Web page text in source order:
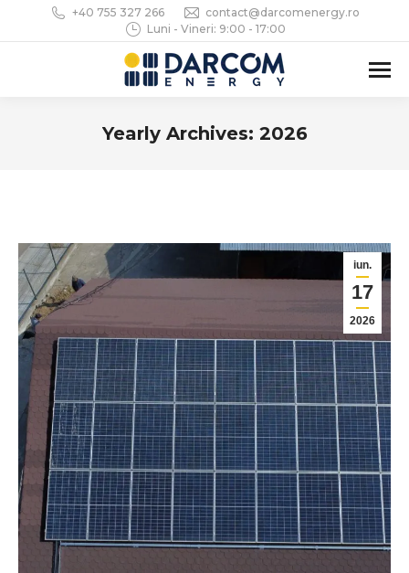
+40 755 327 266
contact@darcomenergy.ro
Luni - Vineri: 9:00 - 17:00
Yearly Archives: 2026
iun.
17
2026